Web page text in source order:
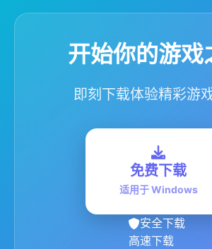
开始你的游戏
即刻下载体验精彩游
免费下载
适用于 Windows
安全下载
高速下载